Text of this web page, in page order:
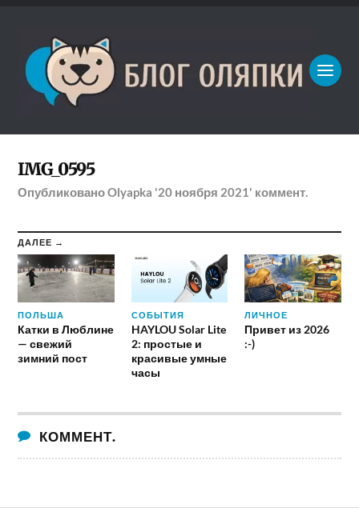
IMG_0595
ОпубликованоOlyapka '20 ноября 2021' коммент.
ДАЛЕЕ →
ПОЛЬША
Катки в Люблине
— свежий
зимний пост
СОБЫТИЯ
HAYLOU Solar Lite
2: простые и
красивые умные
часы
ЛИЧНОЕ
Привет из 2026
:-)
КОММЕНТ.